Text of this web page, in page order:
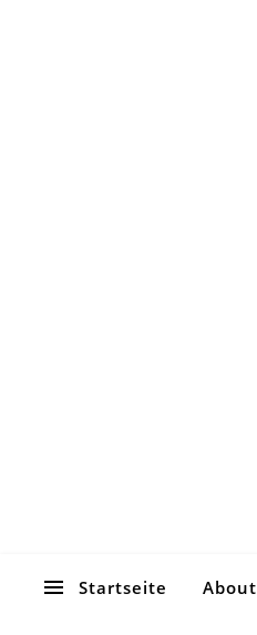
Startseite About